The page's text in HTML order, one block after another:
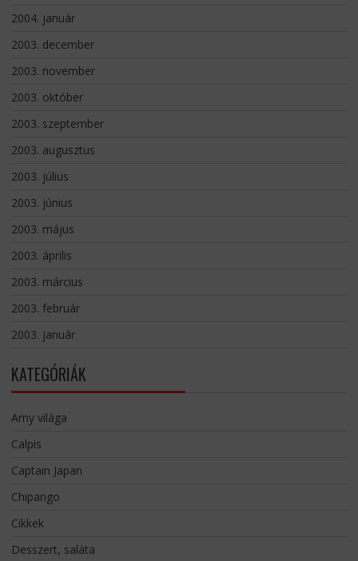
2004. január
2003. december
2003. november
2003. október
2003. szeptember
2003. augusztus
2003. július
2003. június
2003. május
2003. április
2003. március
2003. február
2003. január
KATEGÓRIÁK
Amy világa
Calpis
Captain Japan
Chipango
Cikkek
Desszert, saláta